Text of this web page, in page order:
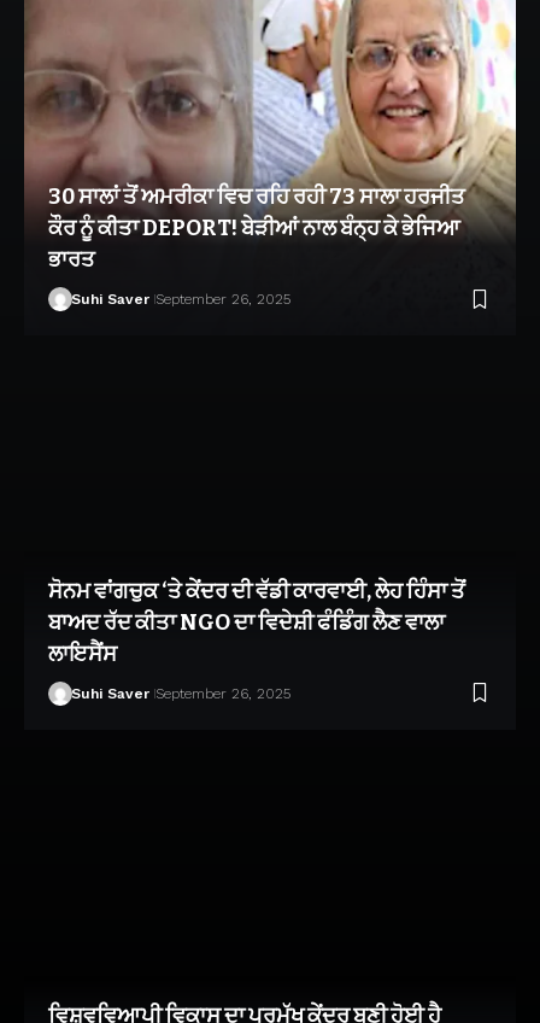
30 ਸਾਲਾਂ ਤੋਂ ਅਮਰੀਕਾ ਵਿਚ ਰਹਿ ਰਹੀ 73 ਸਾਲਾ ਹਰਜੀਤ
ਕੌਰ ਨੂੰ ਕੀਤਾ DEPORT! ਬੇੜੀਆਂ ਨਾਲ ਬੰਨ੍ਹ ਕੇ ਭੇਜਿਆ
ਭਾਰਤ
Suhi Saver September 26, 2025
ਸੋਨਮ ਵਾਂਗਚੁਕ ‘ਤੇ ਕੇਂਦਰ ਦੀ ਵੱਡੀ ਕਾਰਵਾਈ, ਲੇਹ ਹਿੰਸਾ ਤੋਂ
ਬਾਅਦ ਰੱਦ ਕੀਤਾ NGO ਦਾ ਵਿਦੇਸ਼ੀ ਫੰਡਿੰਗ ਲੈਣ ਵਾਲਾ
ਲਾਇਸੈਂਸ
Suhi Saver September 26, 2025
ਵਿਸ਼ਵਵਿਆਪੀ ਵਿਕਾਸ ਦਾ ਪ੍ਰਮੁੱਖ ਕੇਂਦਰ ਬਣੀ ਹੋਈ ਹੈ